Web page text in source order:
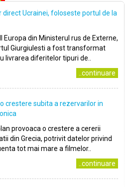
Ucrainei, foloseste portul de la
Europa din Ministerul rus de Externe,
Giurgiulesti a fost transformat
livrarea diferitelor tipuri de..
..continuare
crestere subita a rezervarilor in
provoaca o crestere a cererii
din Grecia, potrivit datelor privind
tot mai mare a filmelor..
..continuare